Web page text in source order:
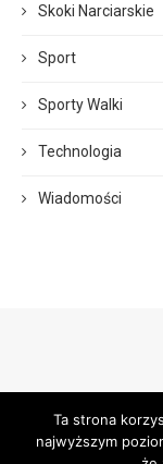
Skoki Narciarskie
Sport
Sporty Walki
Technologia
Wiadomości
Ta strona
najwyższym